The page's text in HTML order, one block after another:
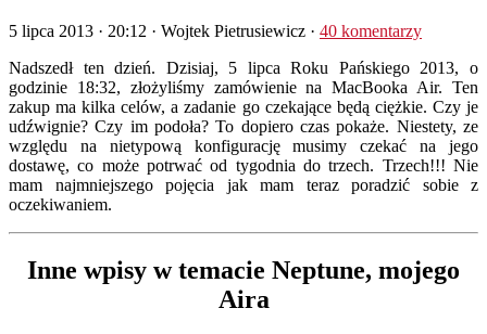
5 lipca 2013 · 20:12 · Wojtek Pietrusiewicz · 40 komentarzy
Nadszedł ten dzień. Dzisiaj, 5 lipca Roku Pańskiego 2013, o
godzinie 18:32, złożyliśmy zamówienie na MacBooka Air. Ten
zakup ma kilka celów, a zadanie go czekające będą ciężkie. Czy je
udźwignie? Czy im podoła? To dopiero czas pokaże. Niestety, ze
względu na nietypową konfigurację musimy czekać na jego
dostawę, co może potrwać od tygodnia do trzech. Trzech!!! Nie
mam najmniejszego pojęcia jak mam teraz poradzić sobie z
oczekiwaniem.
Inne wpisy w temacie Neptune, mojego
Aira